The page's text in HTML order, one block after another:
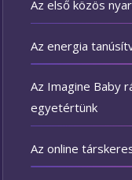
Az első közös
Az energia
Az Imagine Baby
egyetértünk
Az online